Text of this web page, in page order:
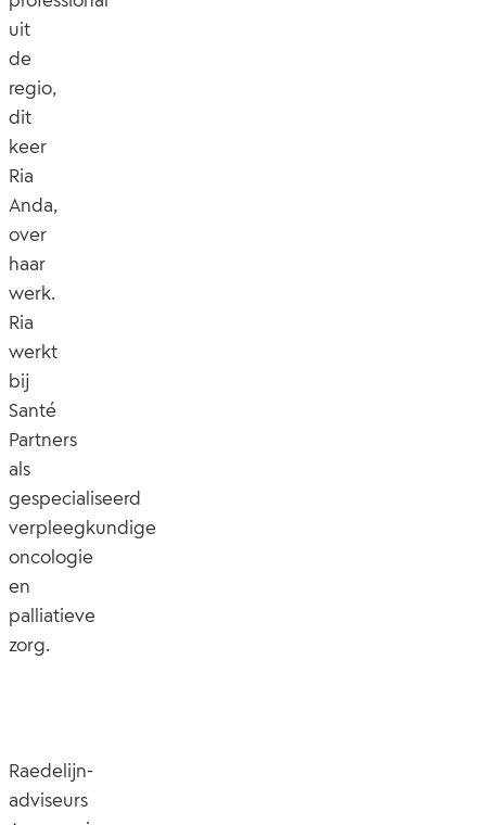
uit
de
regio,
dit
keer
Ria
Anda,
over
haar
werk.
Ria
werkt
bij
Santé
Partners
als
gespecialiseerd
verpleegkundige
oncologie
en
palliatieve
zorg.
Raedelijn-
adviseurs